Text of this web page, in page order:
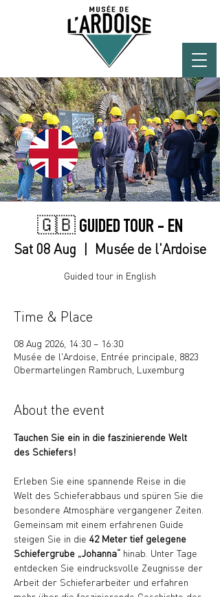
🇬🇧 GUIDED TOUR - EN
Sat 08 Aug
  |
Musée de l'Ardoise
Guided tour in English
Time & Place
08 Aug 2026, 14:30 – 16:30
Musée de l'Ardoise, Entrée principale, 8823
Obermartelingen Rambruch, Luxemburg
About the event
Tauchen Sie ein in die faszinierende Welt
des Schiefers!
Erleben Sie eine spannende Reise in die
Welt des Schieferabbaus und spüren Sie die
besondere Atmosphäre vergangener Zeiten.
Gemeinsam mit einem erfahrenen Guide
steigen Sie in die 42 Meter tief gelegene
Schiefergrube „Johanna“ hinab. Unter Tage
entdecken Sie eindrucksvolle Zeugnisse der
Arbeit der Schieferarbeiter und erfahren